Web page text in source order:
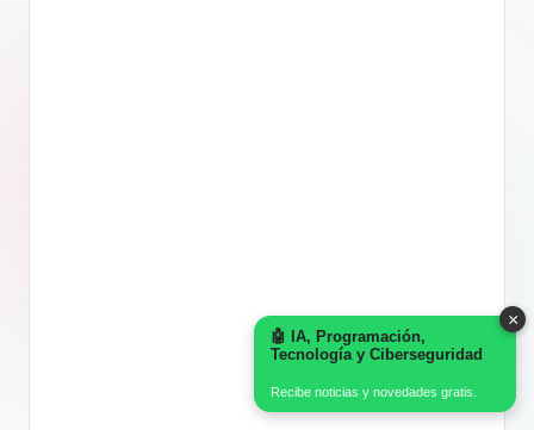
×
🤖 IA, Programación,
Tecnología y Ciberseguridad
Recibe noticias y novedades gratis.